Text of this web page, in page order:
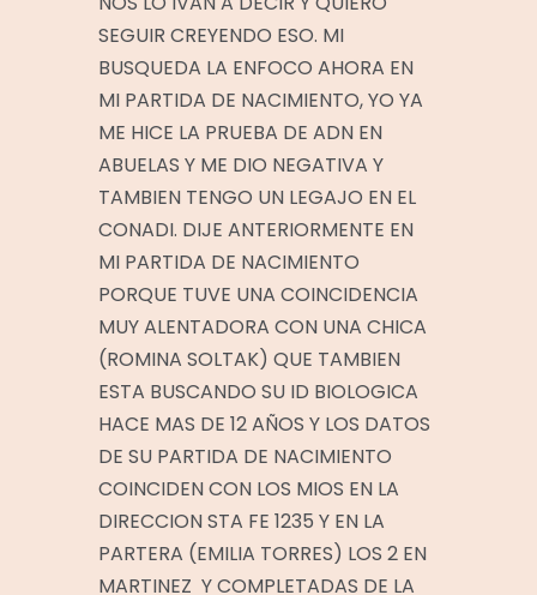
SEGUIR CREYENDO ESO. MI
BUSQUEDA LA ENFOCO AHORA EN
MI PARTIDA DE NACIMIENTO, YO YA
ME HICE LA PRUEBA DE ADN EN
ABUELAS Y ME DIO NEGATIVA Y
TAMBIEN TENGO UN LEGAJO EN EL
CONADI. DIJE ANTERIORMENTE EN
MI PARTIDA DE NACIMIENTO
PORQUE TUVE UNA COINCIDENCIA
MUY ALENTADORA CON UNA CHICA
(ROMINA SOLTAK) QUE TAMBIEN
ESTA BUSCANDO SU ID BIOLOGICA
HACE MAS DE 12 AÑOS Y LOS DATOS
DE SU PARTIDA DE NACIMIENTO
COINCIDEN CON LOS MIOS EN LA
DIRECCION STA FE 1235 Y EN LA
PARTERA (EMILIA TORRES) LOS 2 EN
MARTINEZ Y COMPLETADAS DE LA